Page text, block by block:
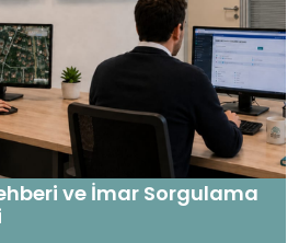
ve İmar Sorgulama